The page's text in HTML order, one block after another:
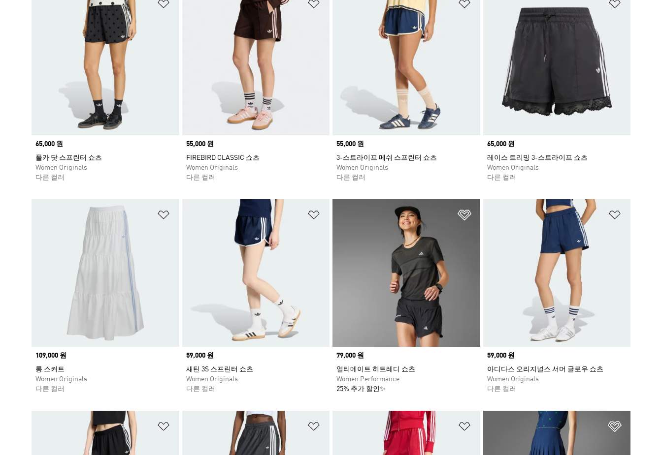
Price
65,000 원
폴카 닷 스프린터 쇼츠
Women Originals
다른 컬러
Price
55,000 원
FIREBIRD CLASSIC 쇼츠
Women Originals
다른 컬러
Price
55,000 원
3-스트라이프 메쉬 스프린터 쇼츠
Women Originals
다른 컬러
Price
65,000 원
레이스 트리밍 3-스트라이프 쇼츠
Women Originals
다른 컬러
Price
109,000 원
롱 스커트
Women Originals
다른 컬러
Price
59,000 원
새틴 3S 스프린터 쇼츠
Women Originals
다른 컬러
Price
79,000 원
얼티메이트 히트레디 쇼츠
Women Performance
25% 추가 할인✨
Price
59,000 원
아디다스 오리지널스 서머 글로우 쇼츠
Women Originals
다른 컬러